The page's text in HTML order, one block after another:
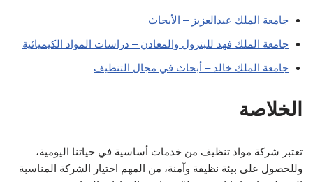
جامعة الملك عبدالعزيز – الأبحاث
جامعة الملك فهد للبترول والمعادن – دراسات المواد الكيميائية
جامعة الملك خالد – أبحاث في مجال التنظيف
الخلاصة
تعتبر شركة مواد تنظيف من خدمات أساسية في حياتنا اليومية،
وللحصول على بيئة نظيفة وآمنة، من المهم اختيار الشركة المناسبة